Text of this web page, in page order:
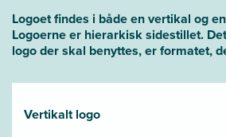
Logoet findes i både en vertikal og
Logoerne er hierarkisk sidestillet.
logo der skal benyttes, er formatet,
Vertikalt logo